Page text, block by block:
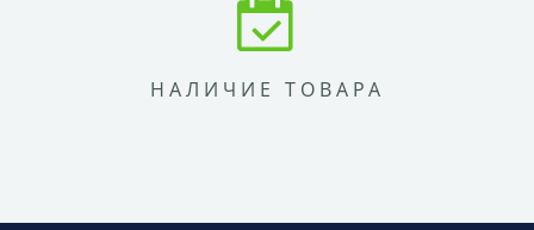
НАЛИЧИЕ ТОВАРА